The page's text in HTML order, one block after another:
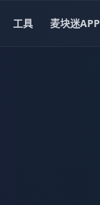
工具 麦块迷APP